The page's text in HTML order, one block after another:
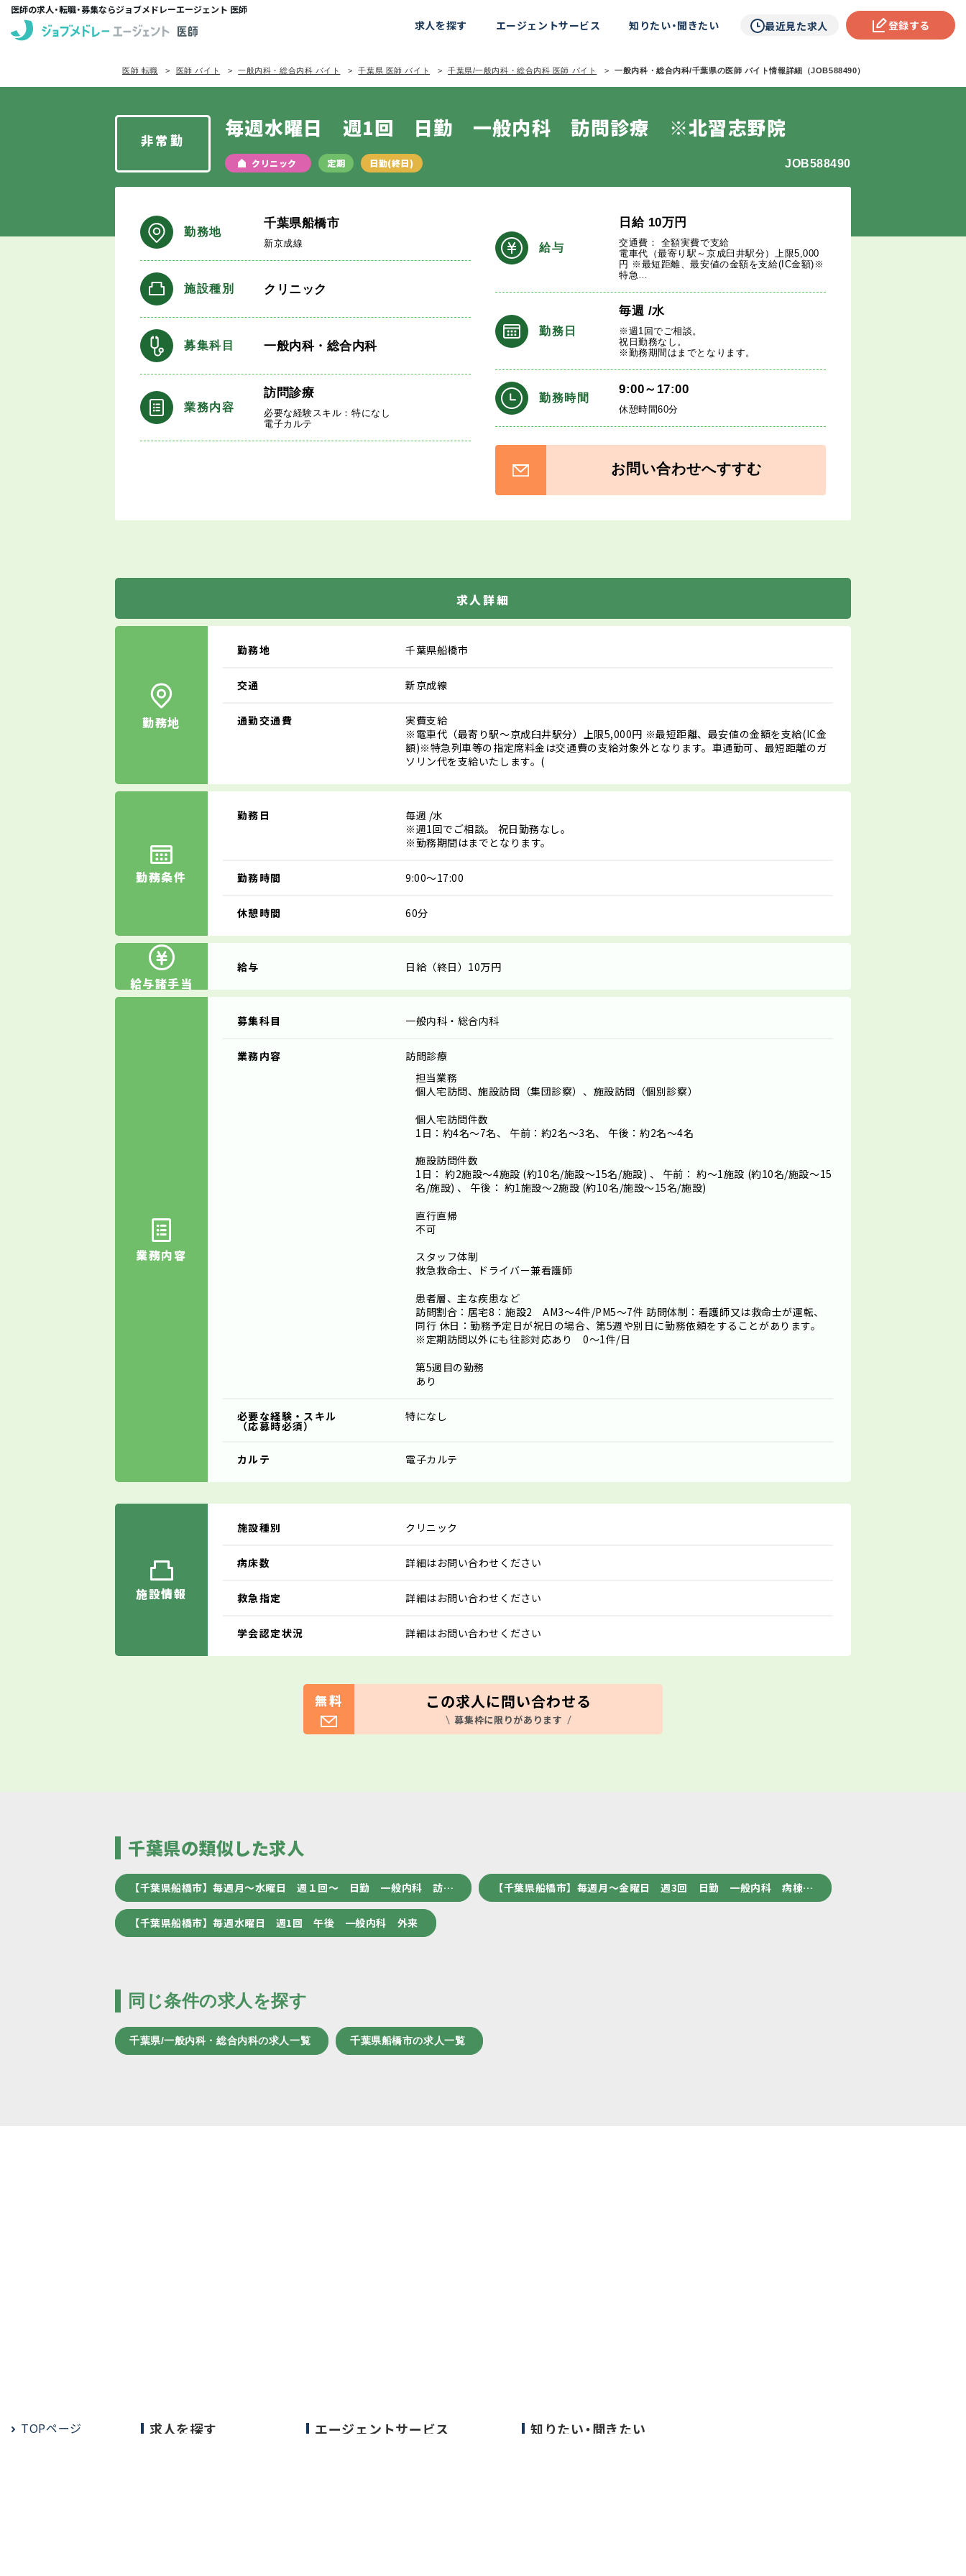
医師の求人・転職・募集ならジョブメドレーエージェント 医師
求人を探す エージェントサービス 知りたい・聞きたい 最近見た求人 登録する
医師 転職 医師 バイト 一般内科・総合内科 バイト 千葉県 医師 バイト 千葉県/一般内科・総合内科 医師 バイト 一般内科・総合内科/千葉県の医師 バイト情報詳細（JOB588490）
非常勤 毎週水曜日 週1回 日勤 一般内科 訪問診療 ※北習志野院
クリニック 定期 日勤(終日) JOB588490
勤務地
千葉県船橋市
新京成線
施設種別 クリニック
募集科目 一般内科・総合内科
業務内容
訪問診療
必要な経験スキル：特になし
電子カルテ
給与
日給10万円
交通費： 全額実費で支給
電車代（最寄り駅～京成臼井駅分）上限5,000
円 ※最短距離、最安値の金額を支給(IC金額)※
特急…
勤務日
毎週 /水
※週1回でご相談。
祝日勤務なし。
※勤務期間はまでとなります。
勤務時間
9:00～17:00
休憩時間60分
お問い合わせへすすむ
求人詳細
勤務地
勤務地 千葉県船橋市
交通 新京成線
通勤交通費
実費支給
※電車代（最寄り駅～京成臼井駅分）上限5,000円 ※最短距離、最安値の金額を支給(IC金
額)※特急列車等の指定席料金は交通費の支給対象外となります。車通勤可、最短距離のガ
ソリン代を支給いたします。(
勤務条件
勤務日 毎週 /水
※週1回でご相談。 祝日勤務なし。
※勤務期間はまでとなります。
勤務時間 9:00～17:00
休憩時間 60分
給与諸手当
給与 日給（終日）10万円
業務内容
募集科目 一般内科・総合内科
業務内容
訪問診療
担当業務
個人宅訪問、施設訪問（集団診察）、施設訪問（個別診察）
個人宅訪問件数
1日：約4名～7名、 午前：約2名～3名、 午後：約2名～4名
施設訪問件数
1日： 約2施設～4施設 (約10名/施設～15名/施設) 、 午前： 約～1施設 (約10名/施設～15
名/施設) 、 午後： 約1施設～2施設 (約10名/施設～15名/施設)
直行直帰
不可
スタッフ体制
救急救命士、ドライバー兼看護師
患者層、主な疾患など
訪問割合：居宅8：施設2 AM3～4件/PM5～7件 訪問体制：看護師又は救命士が運転、
同行 休日：勤務予定日が祝日の場合、第5週や別日に勤務依頼をすることがあります。
※定期訪問以外にも往診対応あり 0～1件/日
第5週目の勤務
あり
必要な経験・スキル
（応募時必須）
特になし
カルテ 電子カルテ
施設情報
施設種別 クリニック
病床数 詳細はお問い合わせください
救急指定 詳細はお問い合わせください
学会認定状況 詳細はお問い合わせください
無料 この求人に問い合わせる
募集枠に限りがあります
千葉県の類似した求人
【千葉県船橋市】毎週月～水曜日 週１回～ 日勤 一般内科 訪… 【千葉県船橋市】毎週月～金曜日 週3回 日勤 一般内科 病棟…
【千葉県船橋市】毎週水曜日 週1回 午後 一般内科 外来
同じ条件の求人を探す
千葉県/一般内科・総合内科の求人一覧 千葉県船橋市の求人一覧
TOPページ 求人を探す エージェントサービス 知りたい・聞きたい